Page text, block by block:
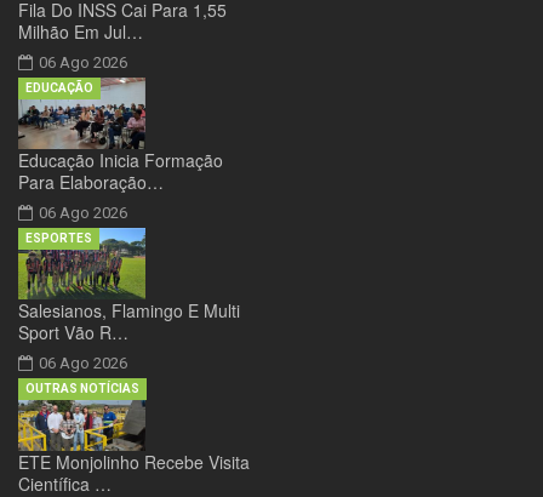
Fila Do INSS Cai Para 1,55
Milhão Em Jul…
06 Ago 2026
Educação Inicia Formação
Para Elaboração…
06 Ago 2026
EDUCAÇÃO
Salesianos, Flamingo E Multi
Sport Vão R…
06 Ago 2026
ESPORTES
ETE Monjolinho Recebe Visita
Científica …
OUTRAS NOTÍCIAS